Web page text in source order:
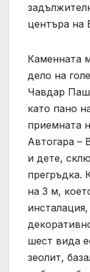
центъра на
Каменната
дело на
Чавдар
като пано
приемната
Автогара –
и дете,
прегръдка.
на 3 м,
шест вида
зеолит,